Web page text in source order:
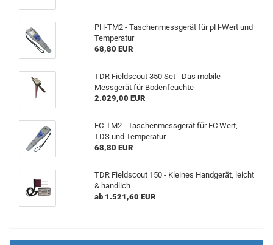
PH-TM2 - Taschenmessgerät für pH-Wert und
Temperatur
68,80 EUR
TDR Fieldscout 350 Set - Das mobile
Messgerät für Bodenfeuchte
2.029,00 EUR
EC-TM2 - Taschenmessgerät für EC Wert,
TDS und Temperatur
68,80 EUR
TDR Fieldscout 150 - Kleines Handgerät, leicht
& handlich
ab 1.521,60 EUR